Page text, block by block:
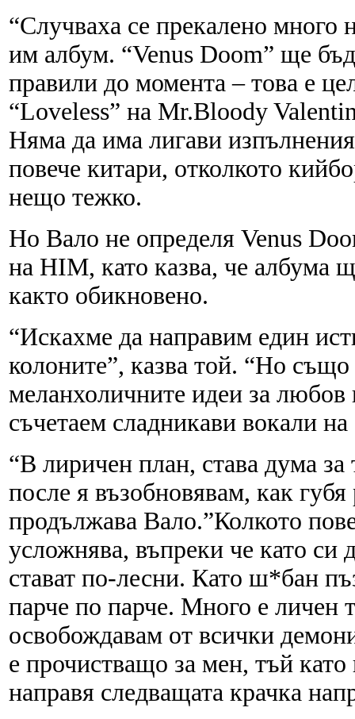
“Случваха се прекалено
им албум. “Venus Doom” ще
правили до момента – това е
“Loveless” на Mr.Bloody
Няма да има лигави
повече китари, отколкото
нещо тежко.
Но Вало не определя Venus
на HIM, като казва, че албума
както обикновено.
“Искахме да направим един
колоните”, казва той. “Но също
меланхоличните идеи за любов
съчетаем сладникави вокали
“В лиричен план, става дума за
после я възобновявам, как
продължава Вало.”Колкото
усложнява, въпреки че като си
стават по-лесни. Като ш*бан
парче по парче. Много е личен
освобождавам от всички
е прочистващо за мен, тъй
направя следващата крачка